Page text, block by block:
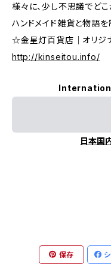
様々に、少し不思議でど
ハンドメイド雑貨と物語を
☆金星灯百貨店｜オリジ
http://kinseitou.info/
日本国
保存